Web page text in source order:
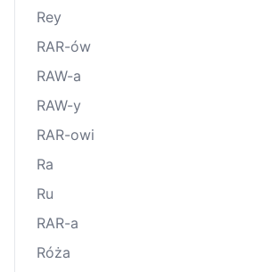
Rey
RAR-ów
RAW-a
RAW-y
RAR-owi
Ra
Ru
RAR-a
Róża